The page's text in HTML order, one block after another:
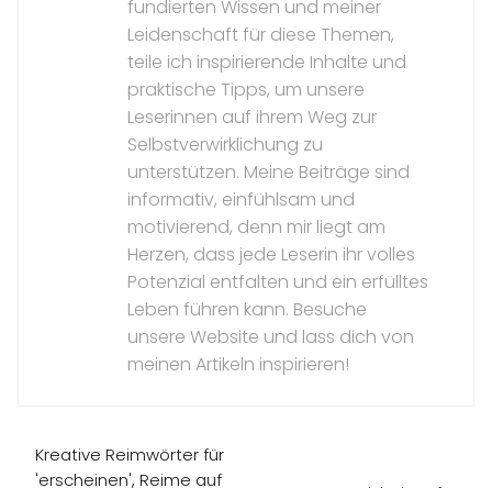
fundierten Wissen und meiner
Leidenschaft für diese Themen,
teile ich inspirierende Inhalte und
praktische Tipps, um unsere
Leserinnen auf ihrem Weg zur
Selbstverwirklichung zu
unterstützen. Meine Beiträge sind
informativ, einfühlsam und
motivierend, denn mir liegt am
Herzen, dass jede Leserin ihr volles
Potenzial entfalten und ein erfülltes
Leben führen kann. Besuche
unsere Website und lass dich von
meinen Artikeln inspirieren!
Kreative Reimwörter für
'erscheinen', Reime auf